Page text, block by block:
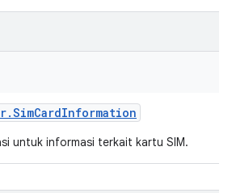
.SimCardInformation
untuk informasi terkait kartu SIM.